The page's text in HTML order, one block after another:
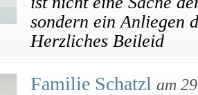
sondern ein Anliegen
Herzliches Beileid
Familie Schatzl am